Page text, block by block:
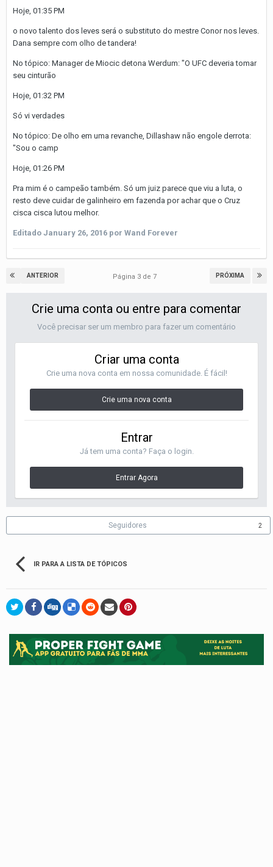
Hoje, 01:35 PM
o novo talento dos leves será o substituto do mestre Conor nos leves.
Dana sempre com olho de tandera!
No tópico: Manager de Miocic detona Werdum: "O UFC deveria tomar
seu cinturão
Hoje, 01:32 PM
Só vi verdades
No tópico: De olho em uma revanche, Dillashaw não engole derrota:
"Sou o camp
Hoje, 01:26 PM
Pra mim é o campeão também. Só um juiz parece que viu a luta, o
resto deve cuidar de galinheiro em fazenda por achar que o Cruz
cisca cisca lutou melhor.
Editado January 26, 2016 por Wand Forever
ANTERIOR PRÓXIMA
Página 3 de 7
Crie uma conta ou entre para comentar
Você precisar ser um membro para fazer um comentário
Criar uma conta
Crie uma nova conta em nossa comunidade. É fácil!
Crie uma nova conta
Entrar
Já tem uma conta? Faça o login.
Entrar Agora
Seguidores 2
IR PARA A LISTA DE TÓPICOS